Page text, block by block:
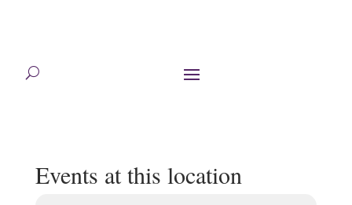
Events at this location